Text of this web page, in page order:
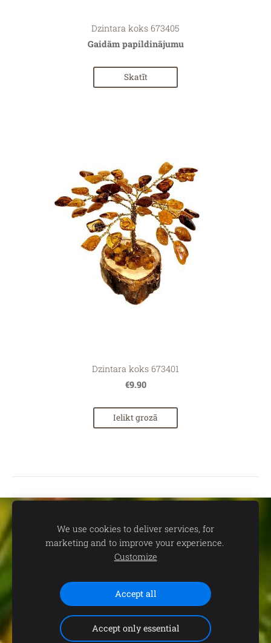
Dzintara koks 673405
Gaidām papildinājumu
Skatīt
Dzintara koks 673401
€9.90
Ielikt grozā
dāvanu un suvenīru veikals TEV:
Aleksandra Čaka ielā 22,
15.00 | Svētdienās un svētku dienās - SLĒGTS 📞Saziņai:
29102646 (+WhatsApp)
We use cookies to deliver services, for
marketing and to improve your experience.
Customize
Accept all
Accept only essential